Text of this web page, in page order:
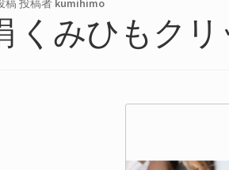
稿投稿者 kumihimo
くみひもク